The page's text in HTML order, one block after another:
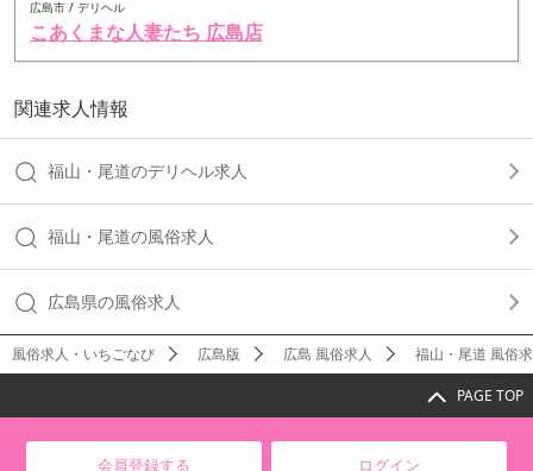
広島市 / デリヘル
こあくまな人妻たち 広島店
関連求人情報
福山・尾道のデリヘル求人
福山・尾道の風俗求人
広島県の風俗求人
風俗求人・いちごなび 広島版 広島 風俗求人 福山・尾道 風俗
PAGE TOP
会員登録する ログイン